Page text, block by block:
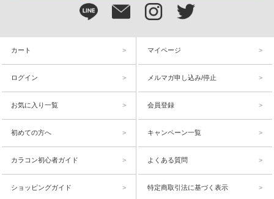
カート マイページ
ログイン メルマガ申し込み/停止
お気に入り一覧 会員登録
初めての方へ キャンペーン一覧
カラコン初心者ガイド よくある質問
ショッピングガイド 特定商取引法に基づく表示